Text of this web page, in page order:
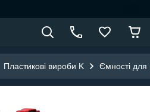
Пластикові вироби K Ємності для